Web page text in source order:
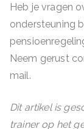
Heb je vragen
ondersteuning
Neem gerust
mail.
Dit artikel is
trainer op het